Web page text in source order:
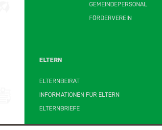
GEMEINDEPERSONAL
FÖRDERVEREIN
ELTERN
ELTERNBEIRAT
INFORMATIONEN FÜR ELTERN
ELTERNBRIEFE